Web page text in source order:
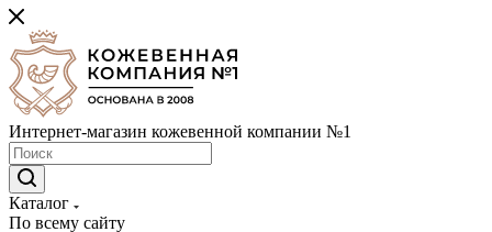
Интернет-магазин кожевенной компании №1
Каталог
По всему сайту